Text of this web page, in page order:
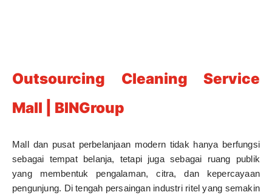
Outsourcing Cleaning Service
Mall | BINGroup
Mall dan pusat perbelanjaan modern tidak hanya berfungsi
sebagai tempat belanja, tetapi juga sebagai ruang publik
yang membentuk pengalaman, citra, dan kepercayaan
pengunjung. Di tengah persaingan industri ritel yang semakin